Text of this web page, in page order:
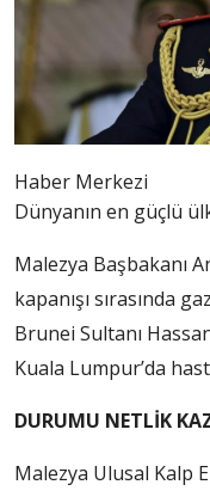
Haber Merkezi
Dünyanın en güçlü
Malezya Başbakanı
kapanışı sırasında
Brunei Sultanı
Kuala Lumpur’da
DURUMU NETLİK
Malezya Ulusal Kalp